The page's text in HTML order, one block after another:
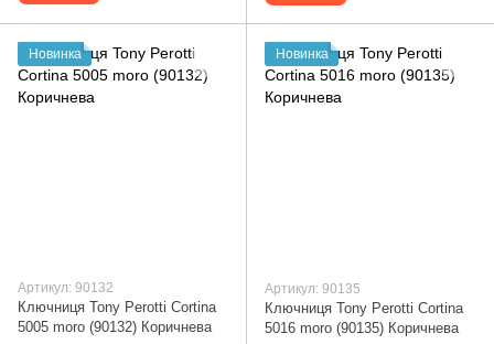
Новинка
Артикул: 90132
Ключниця Tony Perotti Cortina
5005 moro (90132) Коричнева
Новинка
Артикул: 90135
Ключниця Tony Perotti Cortina
5016 moro (90135) Коричнева